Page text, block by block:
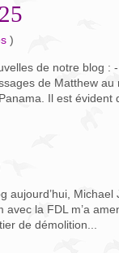
)
de notre blog :
de Matthew
Il est évident
aujourd’hui,
la FDL m’a
de démolition...